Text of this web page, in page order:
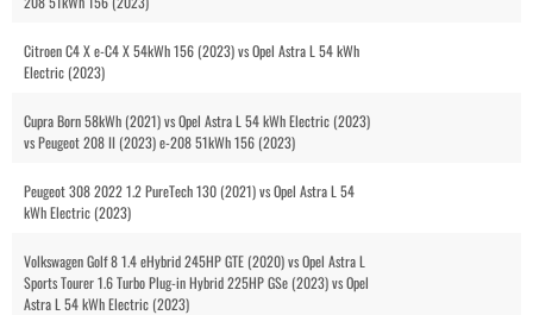
Citroen C4 X e-C4 X 54kWh 156 (2023) vs Opel Astra L 54 kWh
Electric (2023)
Cupra Born 58kWh (2021) vs Opel Astra L 54 kWh Electric (2023)
vs Peugeot 208 II (2023) e-208 51kWh 156 (2023)
Peugeot 308 2022 1.2 PureTech 130 (2021) vs Opel Astra L 54
kWh Electric (2023)
Volkswagen Golf 8 1.4 eHybrid 245HP GTE (2020) vs Opel Astra L
Sports Tourer 1.6 Turbo Plug-in Hybrid 225HP GSe (2023) vs Opel
Astra L 54 kWh Electric (2023)